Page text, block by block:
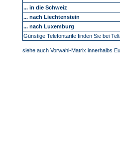
... in die Schweiz
... nach Liechtenstein
... nach Luxemburg
Günstige Telefontarife finden Sie bei
siehe auch Vorwahl-Matrix innerhalbs